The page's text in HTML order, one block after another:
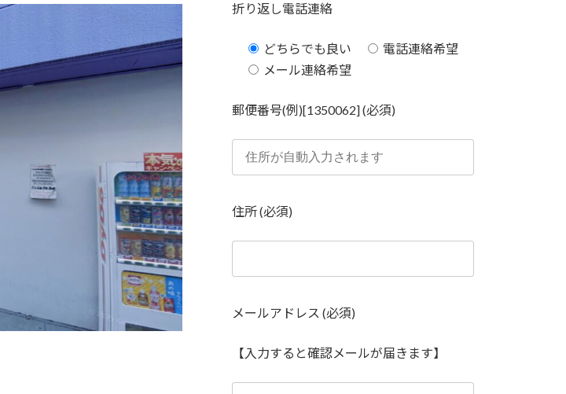
折り返し電話連絡
どちらでも良い
電話連絡希望
メール連絡希望
郵便番号(例)[1350062] (必須)
住所 (必須)
メールアドレス (必須)
【入力すると確認メールが届きます】